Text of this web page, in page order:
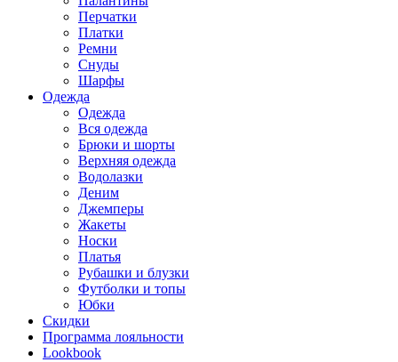
Перчатки
Платки
Ремни
Снуды
Шарфы
Одежда
Одежда
Вся одежда
Брюки и шорты
Верхняя одежда
Водолазки
Деним
Джемперы
Жакеты
Носки
Платья
Рубашки и блузки
Футболки и топы
Юбки
Скидки
Программа лояльности
Lookbook